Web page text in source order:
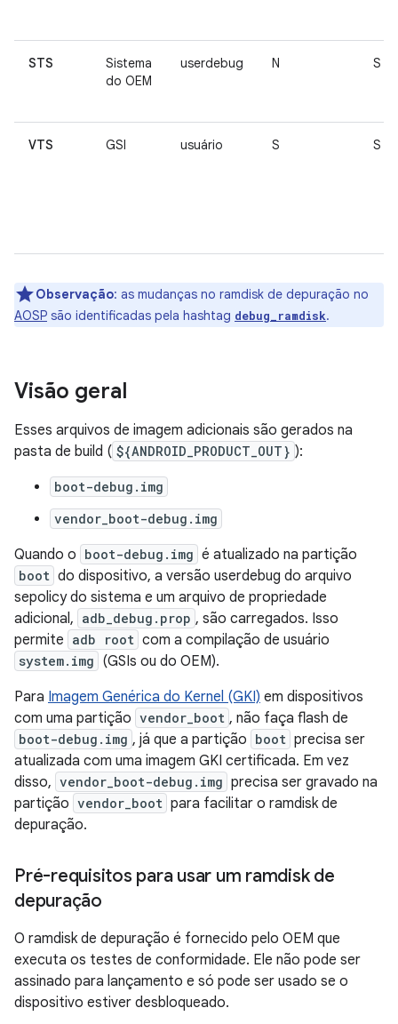
STS
Sistema
do OEM
userdebug N S
VTS GSI usuário S S
Observação: as mudanças no ramdisk de depuração no
AOSP são identificadas pela hashtag debug_ramdisk.
Visão geral
Esses arquivos de imagem adicionais são gerados na
pasta de build ( ${ANDROID_PRODUCT_OUT} ):
boot-debug.img
vendor_boot-debug.img
Quando o boot-debug.img é atualizado na partição
boot do dispositivo, a versão userdebug do arquivo
sepolicy do sistema e um arquivo de propriedade
adicional, adb_debug.prop , são carregados. Isso
permite adb root com a compilação de usuário
system.img (GSIs ou do OEM).
Para Imagem Genérica do Kernel (GKI) em dispositivos
com uma partição vendor_boot , não faça flash de
boot-debug.img , já que a partição boot precisa ser
atualizada com uma imagem GKI certificada. Em vez
disso, vendor_boot-debug.img precisa ser gravado na
partição vendor_boot para facilitar o ramdisk de
depuração.
Pré-requisitos para usar um ramdisk de
depuração
O ramdisk de depuração é fornecido pelo OEM que
executa os testes de conformidade. Ele não pode ser
assinado para lançamento e só pode ser usado se o
dispositivo estiver desbloqueado.